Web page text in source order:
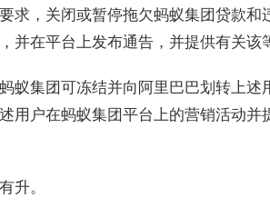
求，关闭或暂停拖欠蚂蚁集团贷款和
在平台上发布通告，并提供有关该
蚁集团可冻结并向阿里巴巴划转上述
用户在蚂蚁集团平台上的营销活动并
升。